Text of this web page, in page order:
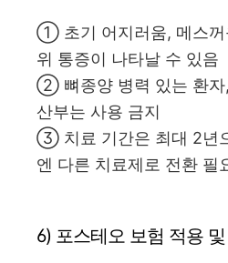
① 초기 어지러움, 메스꺼
위 통증이 나타날 수 있음
② 뼈종양 병력 있는 환자
산부는 사용 금지
③ 치료 기간은 최대 2년
엔 다른 치료제로 전환 필
6) 포스테오 보험 적용